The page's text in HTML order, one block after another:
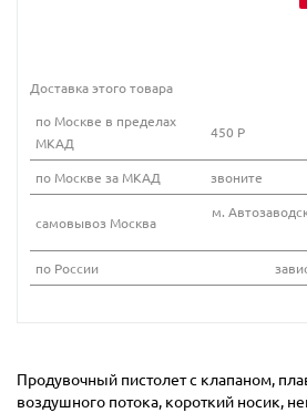
Доставка этого товара
по Москве в пределах
МКАД
450 Р
по Москве за МКАД звоните
самовывоз Москва
м.
по России
Продувочный пистолет с клапаном,
воздушного потока, короткий носик,